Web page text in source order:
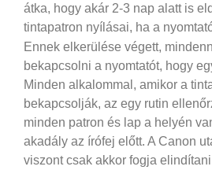
átka, hogy akár 2-3 nap alatt is
tintapatron nyílásai, ha a
Ennek elkerülése végett,
bekapcsolni a nyomtatót, hogy
Minden alkalommal, amikor a
bekapcsolják, az egy rutin
minden patron és lap a helyén
akadály az írófej előtt. A Canon
viszont csak akkor fogja